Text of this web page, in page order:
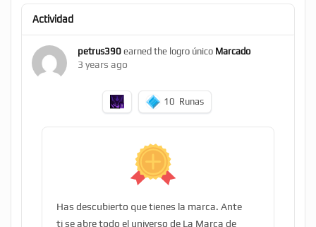
Actividad
petrus390 earned the logro único Marcado
3 years ago
10 Runas
Has descubierto que tienes la marca. Ante
ti se abre todo el universo de La Marca de